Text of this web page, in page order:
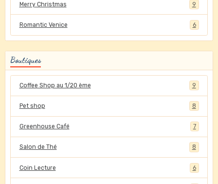
Merry Christmas 9
Romantic Venice 6
Boutiques
Coffee Shop au 1/20 ème 9
Pet shop 8
Greenhouse Café 7
Salon de Thé 8
Coin Lecture 6